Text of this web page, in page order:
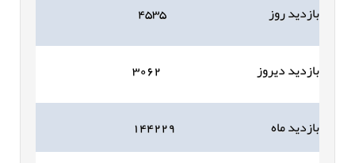
بازدید روز ۴۵۳۵
بازدید دیروز ۳۰۶۲
بازدید ماه
۱۴۴۲۲۹